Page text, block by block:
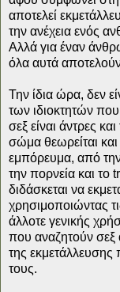
αποτελεί
την ανέχεια ενός
Αλλά για έναν
όλα αυτά
Την ίδια ώρα, δεν
των ιδιοκτητών
σεξ είναι άντρες
σώμα θεωρείται και
εμπόρευμα, από
την πορνεία και το
διδάσκεται να
χρησιμοποιώντας
άλλοτε γενικής
που αναζητούν σεξ
της εκμετάλλευσης
τους.